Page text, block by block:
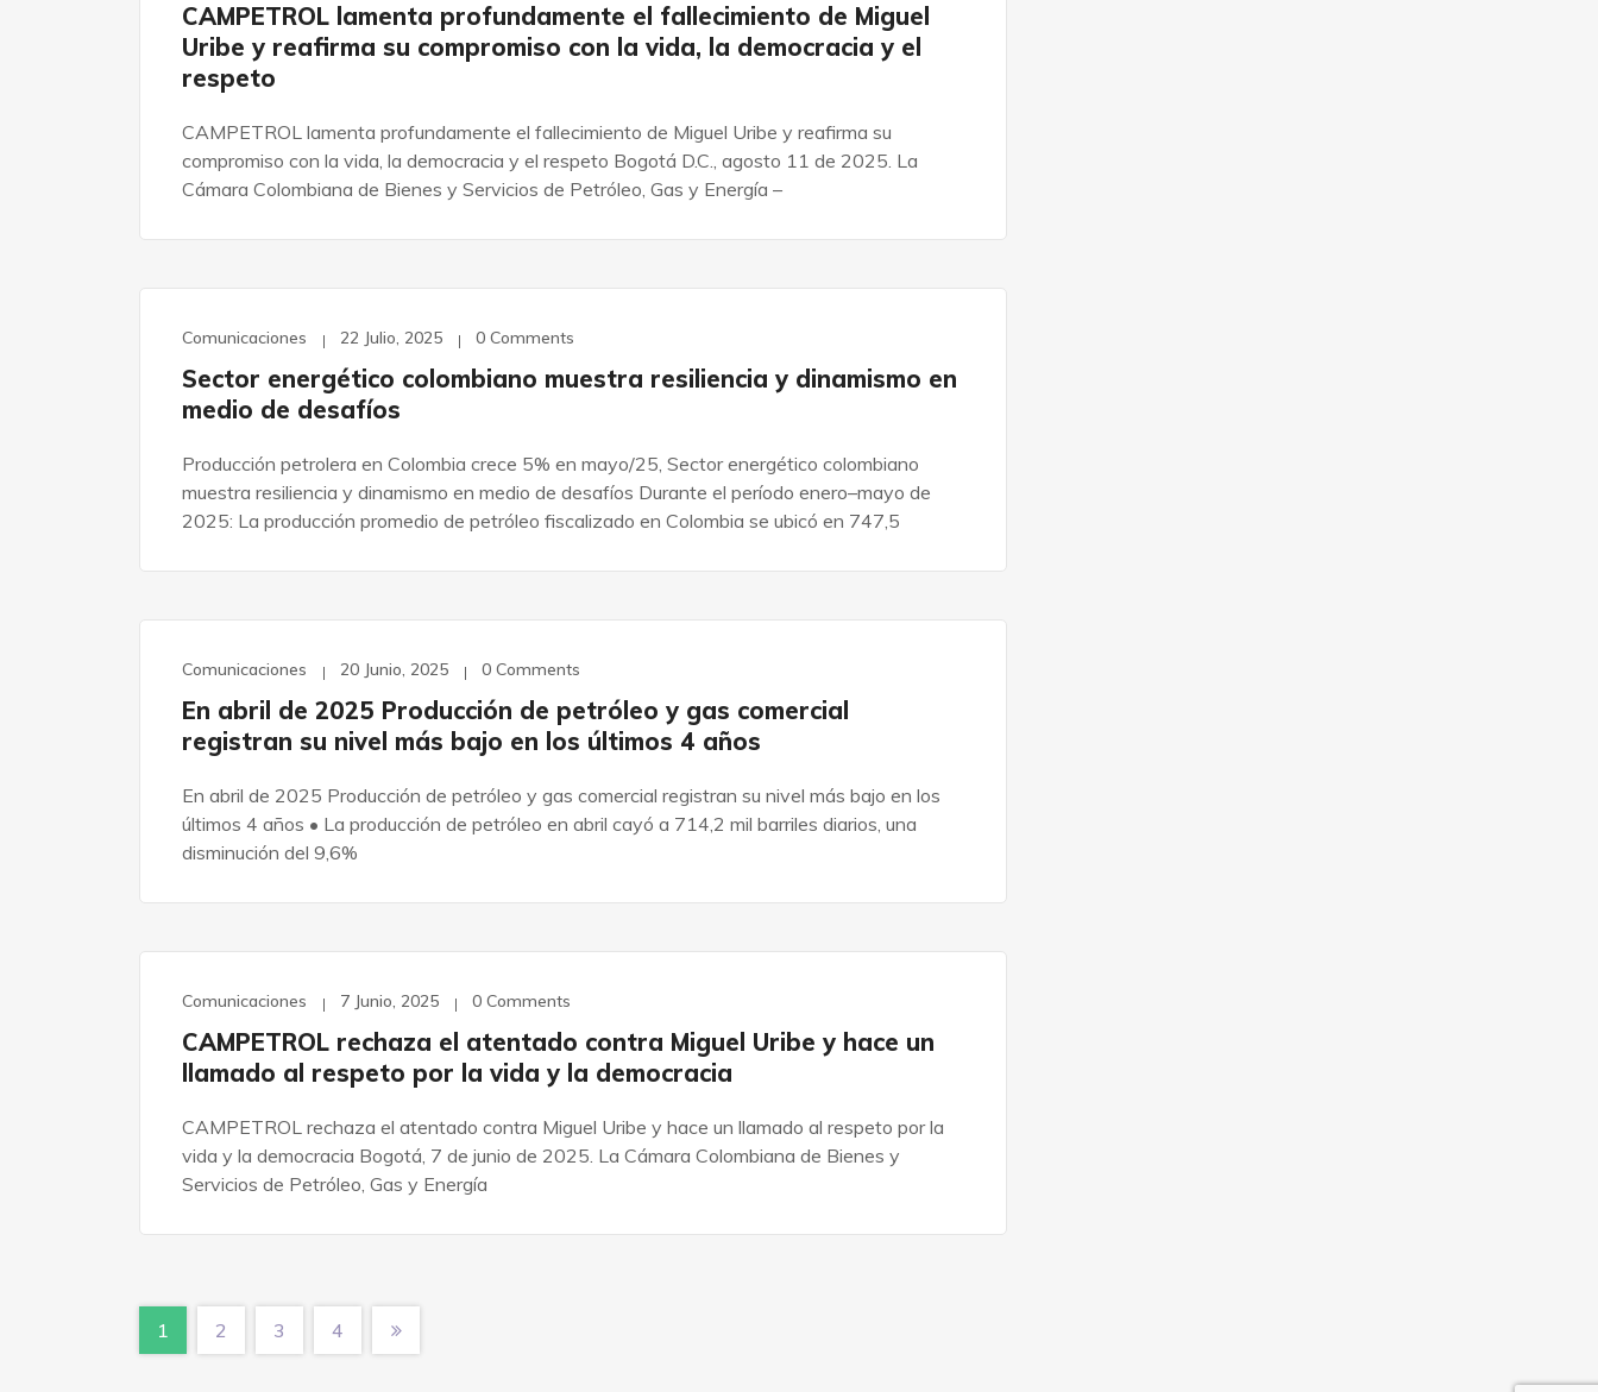
CAMPETROL lamenta profundamente el fallecimiento de Miguel
Uribe y reafirma su compromiso con la vida, la democracia y el
respeto
CAMPETROL lamenta profundamente el fallecimiento de Miguel Uribe y reafirma su
compromiso con la vida, la democracia y el respeto Bogotá D.C., agosto 11 de 2025. La
Cámara Colombiana de Bienes y Servicios de Petróleo, Gas y Energía –
Comunicaciones 22 Julio, 2025 0 Comments
Sector energético colombiano muestra resiliencia y dinamismo en
medio de desafíos
Producción petrolera en Colombia crece 5% en mayo/25, Sector energético colombiano
muestra resiliencia y dinamismo en medio de desafíos Durante el período enero–mayo de
2025: La producción promedio de petróleo fiscalizado en Colombia se ubicó en 747,5
Comunicaciones 20 Junio, 2025 0 Comments
En abril de 2025 Producción de petróleo y gas comercial
registran su nivel más bajo en los últimos 4 años
En abril de 2025 Producción de petróleo y gas comercial registran su nivel más bajo en los
últimos 4 años • La producción de petróleo en abril cayó a 714,2 mil barriles diarios, una
disminución del 9,6%
Comunicaciones 7 Junio, 2025 0 Comments
CAMPETROL rechaza el atentado contra Miguel Uribe y hace un
llamado al respeto por la vida y la democracia
CAMPETROL rechaza el atentado contra Miguel Uribe y hace un llamado al respeto por la
vida y la democracia Bogotá, 7 de junio de 2025. La Cámara Colombiana de Bienes y
Servicios de Petróleo, Gas y Energía
1 2 3 4